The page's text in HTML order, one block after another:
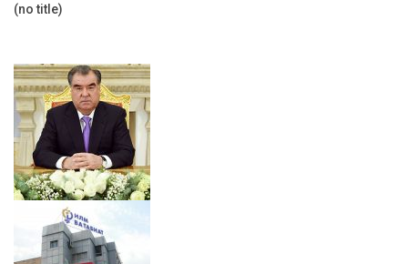
(no title)